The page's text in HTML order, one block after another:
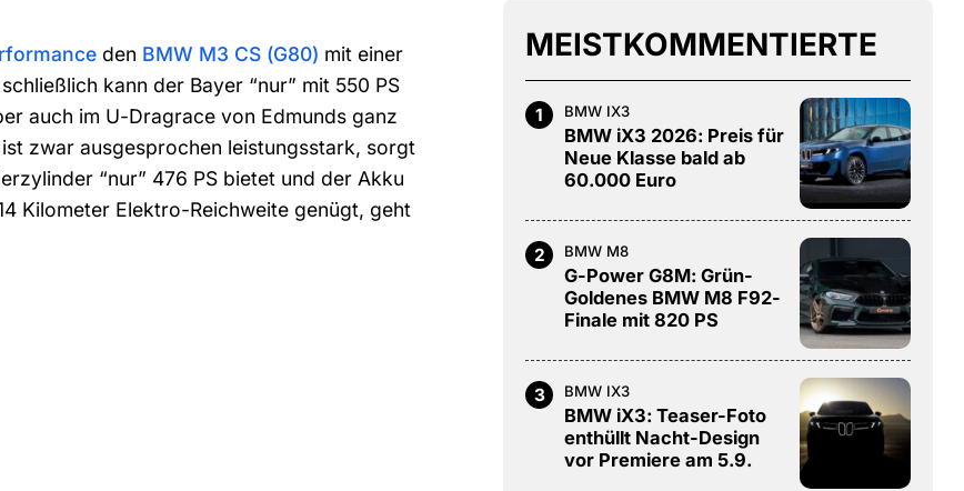
den BMW M3 CS (G80) mit einer
kann der Bayer “nur” mit 550 PS
auch im U-Dragrace von Edmunds ganz
zwar ausgesprochen leistungsstark, sorgt
“nur” 476 PS bietet und der Akku
Kilometer Elektro-Reichweite genügt, geht
MEISTKOMMENTIERTE
1 BMW IX3
BMW iX3 2026: Preis für
Neue Klasse bald ab
60.000 Euro
2 BMW M8
G-Power G8M: Grün-
Goldenes BMW M8 F92-
Finale mit 820 PS
3 BMW IX3
BMW iX3: Teaser-Foto
enthüllt Nacht-Design
vor Premiere am 5.9.